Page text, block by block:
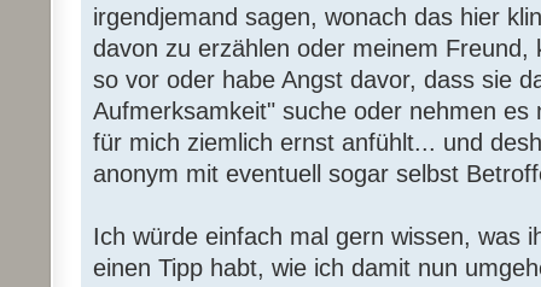
irgendjemand sagen, wonach das hier
davon zu erzählen oder meinem
so vor oder habe Angst davor, dass sie
Aufmerksamkeit" suche oder nehmen es
für mich ziemlich ernst anfühlt... und
anonym mit eventuell sogar selbst
Ich würde einfach mal gern wissen, was
einen Tipp habt, wie ich damit nun